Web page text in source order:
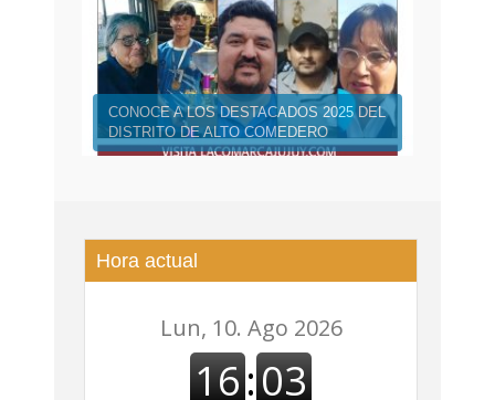
CONOCE A LOS DESTACADOS 2025 DEL
DISTRITO DE ALTO COMEDERO
Hora actual